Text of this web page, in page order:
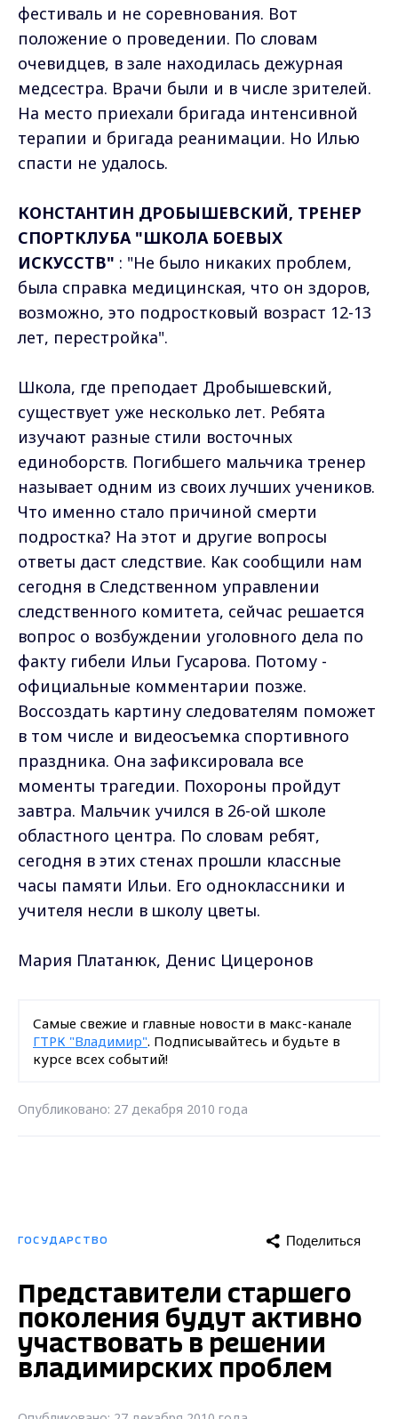
фестиваль и не соревнования. Вот
положение о проведении. По словам
очевидцев, в зале находилась дежурная
медсестра. Врачи были и в числе зрителей.
На место приехали бригада интенсивной
терапии и бригада реанимации. Но Илью
спасти не удалось.
КОНСТАНТИН ДРОБЫШЕВСКИЙ, ТРЕНЕР
СПОРТКЛУБА "ШКОЛА БОЕВЫХ
ИСКУССТВ" : "Не было никаких проблем,
была справка медицинская, что он здоров,
возможно, это подростковый возраст 12-13
лет, перестройка".
Школа, где преподает Дробышевский,
существует уже несколько лет. Ребята
изучают разные стили восточных
единоборств. Погибшего мальчика тренер
называет одним из своих лучших учеников.
Что именно стало причиной смерти
подростка? На этот и другие вопросы
ответы даст следствие. Как сообщили нам
сегодня в Следственном управлении
следственного комитета, сейчас решается
вопрос о возбуждении уголовного дела по
факту гибели Ильи Гусарова. Потому -
официальные комментарии позже.
Воссоздать картину следователям поможет
в том числе и видеосъемка спортивного
праздника. Она зафиксировала все
моменты трагедии. Похороны пройдут
завтра. Мальчик учился в 26-ой школе
областного центра. По словам ребят,
сегодня в этих стенах прошли классные
часы памяти Ильи. Его одноклассники и
учителя несли в школу цветы.
Мария Платанюк, Денис Цицеронов
Самые свежие и главные новости в макс-канале
ГТРК "Владимир". Подписывайтесь и будьте в
курсе всех событий!
Опубликовано: 27 декабря 2010 года
ГОСУДАРСТВО Поделиться
Представители старшего
поколения будут активно
участвовать в решении
владимирских проблем